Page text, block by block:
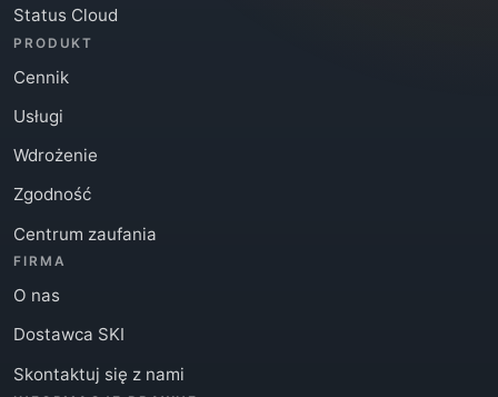
Status Cloud
PRODUKT
Cennik
Usługi
Wdrożenie
Zgodność
Centrum zaufania
FIRMA
O nas
Dostawca SKI
Skontaktuj się z nami